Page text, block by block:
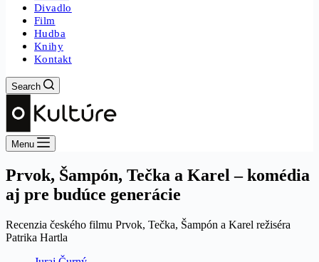
Divadlo
Film
Hudba
Knihy
Kontakt
Search
Menu
Prvok, Šampón, Tečka a Karel – komédia
aj pre budúce generácie
Recenzia českého filmu Prvok, Tečka, Šampón a Karel režiséra
Patrika Hartla